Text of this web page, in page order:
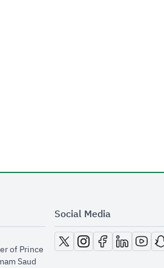
of Prince
Saud
Social Media
opens in new window
opens in new window
opens in new window
opens in new
opens